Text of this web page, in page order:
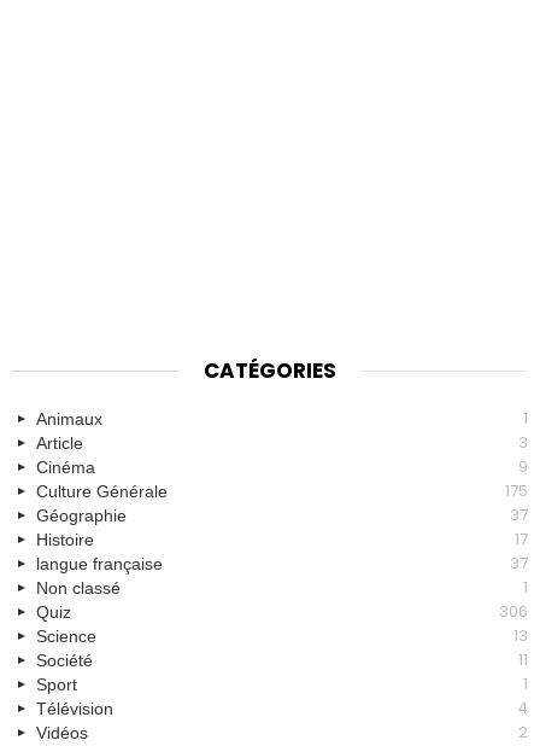
CATÉGORIES
Animaux 1
Article 3
Cinéma 9
Culture Générale 175
Géographie 37
Histoire 17
langue française 37
Non classé 1
Quiz 306
Science 13
Société 11
Sport 1
Télévision 4
Vidéos 2